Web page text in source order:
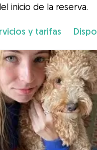
inicio de la reserva.
y tarifas